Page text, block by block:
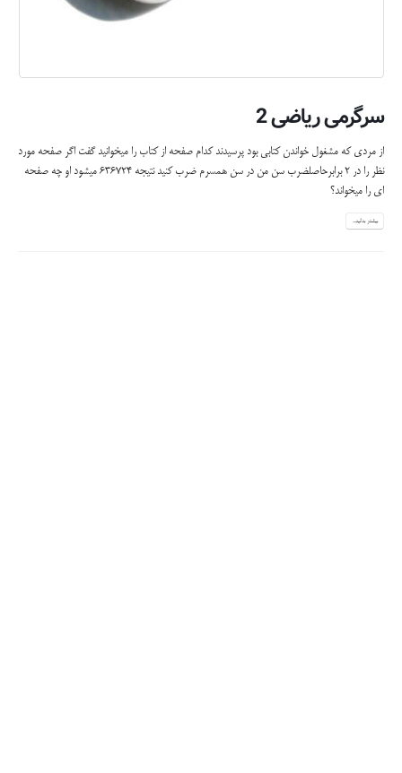
سرگرمی ریاضی 2
از مردی که مشغول خواندن کتابی بود پرسیدند کدام صفحه از کتاب را میخوانید گفت اگر صفحه مورد
نظر را در 2 برابرحاصلضرب سن من در سن همسرم ضرب کنید نتیجه 636724 میشود او چه صفحه
ای را میخواند؟
بیشتر بدانید...